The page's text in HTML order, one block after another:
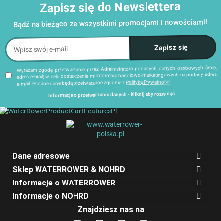
Zapisz się do Newslettera
Bądź na bieżąco ze wszystkimi promocjami i nowościami!
Wyrażam zgodę przetwarzanie przez Administratora podanych danych osobowych (imię,
adres e-mail) w celu dostarczenia mi informacji handlowo-marketingowych na podany adres
e-mail. Podane dane będą przetwarzane zgodnie zPolityką Prywatności
Informacja o przetwarzaniu danych - kliknij aby rozwinąć
Administratorem danych osobowych jest Damian Skiba - Klaczkowski prowadzący działalność
gospodarczą pod firmą: TROPS Damian Skiba-Klaczkowski, Szarotkowa 4/5, 35-604 Rzeszów,
NIP: 8133349786. Zgody są dobrowolne, ale konieczne w celu dostępu do newslettera, mogą być
w każdej chwili wycofane, klikając dostępny na końcu każdej z wiadomości e-mail przesyłanej
biuro@waterrower-polska.pl
żądania zaprzestania przetwarzania, usunięcia, ograniczenia przetwarzania, a także prawo
Dane adresowe
Sklep WATERROWER & NOHRD
Informacje o WATERROWER
Informacje o NOHRD
Znajdziesz nas na